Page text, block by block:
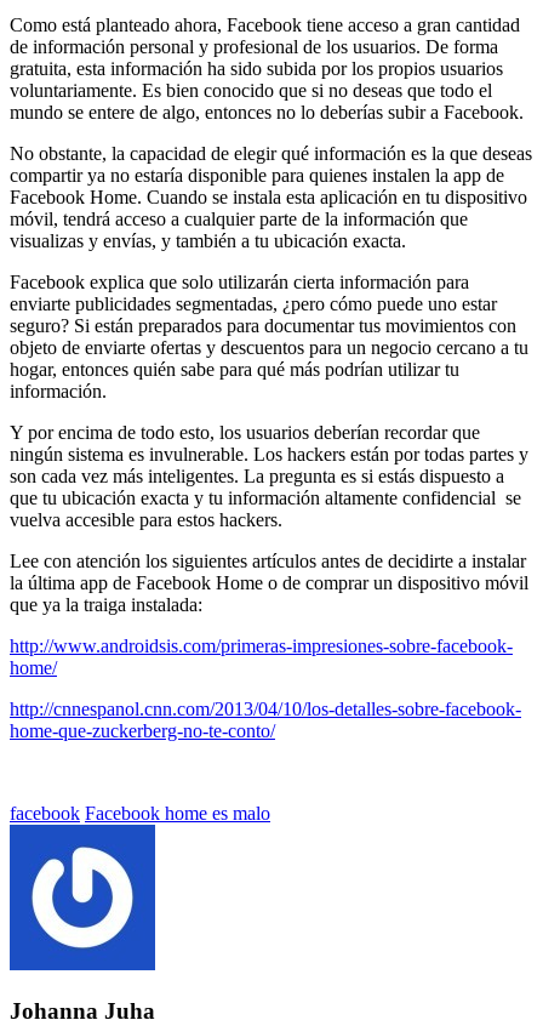
Como está planteado ahora, Facebook tiene acceso a gran cantidad
de información personal y profesional de los usuarios. De forma
gratuita, esta información ha sido subida por los propios usuarios
voluntariamente. Es bien conocido que si no deseas que todo el
mundo se entere de algo, entonces no lo deberías subir a Facebook.
No obstante, la capacidad de elegir qué información es la que deseas
compartir ya no estaría disponible para quienes instalen la app de
Facebook Home. Cuando se instala esta aplicación en tu dispositivo
móvil, tendrá acceso a cualquier parte de la información que
visualizas y envías, y también a tu ubicación exacta.
Facebook explica que solo utilizarán cierta información para
enviarte publicidades segmentadas, ¿pero cómo puede uno estar
seguro? Si están preparados para documentar tus movimientos con
objeto de enviarte ofertas y descuentos para un negocio cercano a tu
hogar, entonces quién sabe para qué más podrían utilizar tu
información.
Y por encima de todo esto, los usuarios deberían recordar que
ningún sistema es invulnerable. Los hackers están por todas partes y
son cada vez más inteligentes. La pregunta es si estás dispuesto a
que tu ubicación exacta y tu información altamente confidencial se
vuelva accesible para estos hackers.
Lee con atención los siguientes artículos antes de decidirte a instalar
la última app de Facebook Home o de comprar un dispositivo móvil
que ya la traiga instalada:
http://www.androidsis.com/primeras-impresiones-sobre-facebook-
home/
http://cnnespanol.cnn.com/2013/04/10/los-detalles-sobre-facebook-
home-que-zuckerberg-no-te-conto/
Etiquetado
facebook Facebook home es malo
Johanna Juha